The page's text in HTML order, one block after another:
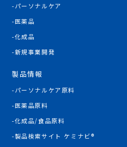
パーソナルケア
医薬品
化成品
新規事業開発
製品情報
パーソナルケア原料
医薬品原料
化成品/食品原料
製品検索サイト ケミナビ®